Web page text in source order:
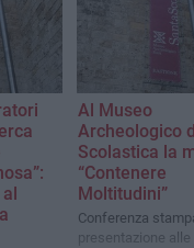
Al Museo
Archeologico
Scolastica la
“Contenere
Moltitudini”
Conferenza
presentazione alle